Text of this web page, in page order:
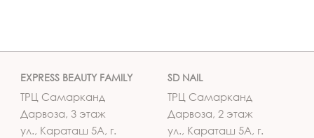
EXPRESS BEAUTY FAMILY
ТРЦ Самарканд
Дарвоза, 3 этаж
ул., Караташ 5А, г.
SD NAIL
ТРЦ Самарканд
Дарвоза, 2 этаж
ул., Караташ 5А, г.